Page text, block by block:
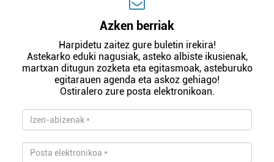
Azken berriak
Harpidetu zaitez gure buletin irekira!
Astekarko eduki nagusiak, asteko albiste ikusienak,
martxan ditugun zozketa eta egitasmoak, asteburuko
egitarauen agenda eta askoz gehiago!
Ostiralero zure posta elektronikoan.